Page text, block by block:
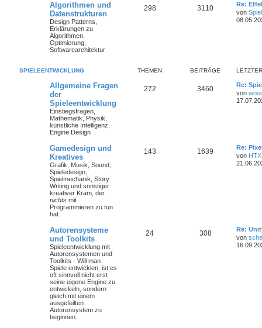
Algorithmen und
Datenstrukturen
Design Patterns,
Erklärungen zu
Algorithmen,
Optimierung,
Softwarearchitektur
298 3110
Re:
von
SPIELEENTWICKLUNG THEMEN BEITRÄGE
Allgemeine Fragen
der
Spieleentwicklung
Einstiegsfragen,
Mathematik, Physik,
künstliche Intelligenz,
Engine Design
272 3460
Re:
von
Gamedesign und
Kreatives
Grafik, Musik, Sound,
Spieledesign,
Spielmechanik, Story
Writing und sonstiger
kreativer Kram, der
nichts mit
Programmieren zu tun
hat.
143 1639
Re:
von HTX
Autorensysteme
und Toolkits
Spieleentwicklung mit
Autorensystemen und
Toolkits - Will man
Spiele entwicklen, ist es
oft sinnvoll nicht erst
seine eigene Engine zu
entwickeln, sondern
gleich mit einem
ausgefeilten
Autorensystem zu
beginnen.
24 308
Re:
von